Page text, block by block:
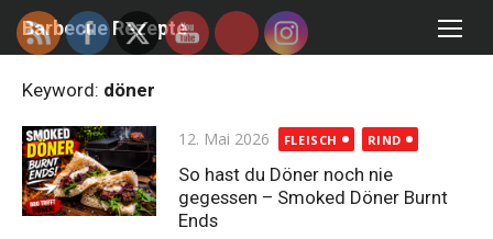
Skip
Barbecue Rezepte
Keyword: döner
Posted
on
12. Mai 2026 FLEISCH RIND
So hast du Döner noch nie
gegessen – Smoked Döner Burnt
Ends